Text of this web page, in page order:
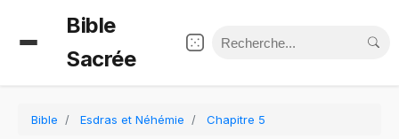
Bible
Sacrée
Bible Esdras et Néhémie Chapitre 5